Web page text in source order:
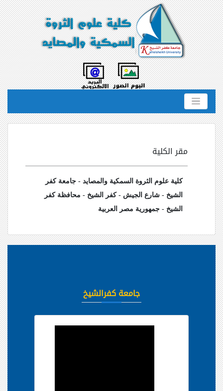
مقر الكلية
كلية علوم الثروة السمكية والمصايد - جامعة كفر
الشيخ - شارع الجيش - كفر الشيخ - محافظة كفر
الشيخ - جمهورية مصر العربية
جامعة كفرالشيخ